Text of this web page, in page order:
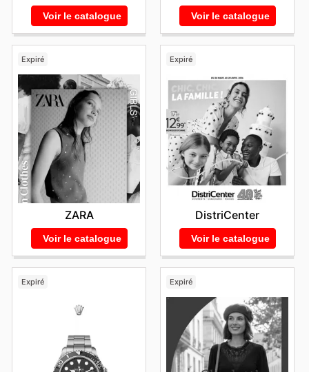
Voir le catalogue Voir le catalogue
Expiré
ZARA
Voir le catalogue
Expiré
DistriCenter
Voir le catalogue
Expiré Expiré